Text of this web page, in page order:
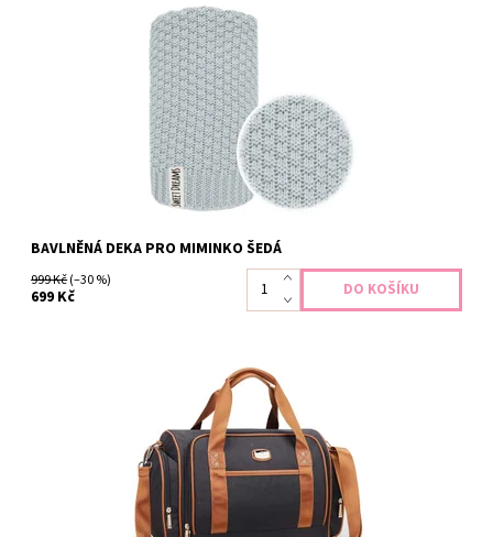
výjimečné hebkosti obejme Vaše děťátko, dodá mu pocit pocit
bezpečí a zajistí klidný spánek. Rozměry 80x100 cm 100%
bavlna Vyrobeno z materiálů Öko-Tex Standard 100 vhodných pro
Vyprodáno
2 roky
BAVLNĚNÁ DEKA PRO MIMINKO ŠEDÁ
999 Kč(–30 %)
699 Kč
Víceúčelová prostorná taška, kterou oceníte při každodenních
aktivitách, ale zvládnete do ní sbalit i věci na rodinný výlet nebo ji
využijete jako příruční tašku na dovolenou s miminkem. Rozměry
43 x 27 x 22 cm Více způsobů nošení Můžete použít i jako...
Skladem
2 roky